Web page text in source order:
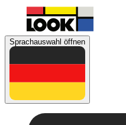
Sprachauswahl öffnen